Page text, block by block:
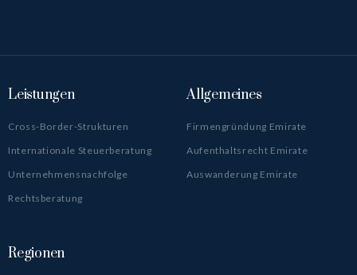
Leistungen
Cross-Border-Strukturen
Internationale Steuerberatung
Unternehmensnachfolge
Rechtsberatung
Allgemeines
Firmengründung Emirate
Aufenthaltsrecht Emirate
Auswanderung Emirate
Regionen